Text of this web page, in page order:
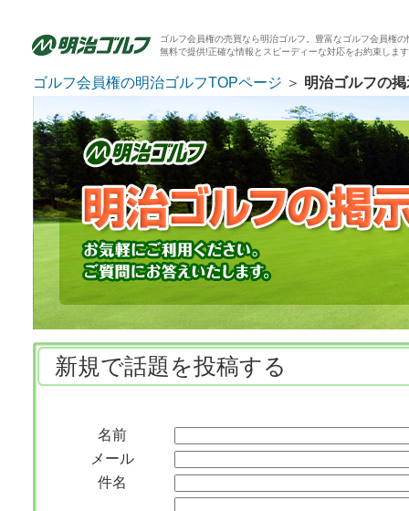
ゴルフ会員権の売買なら明治ゴルフ。豊富なゴルフ会員権の
無料で提供!正確な情報とスピーディーな対応をお約束しま
ゴルフ会員権の明治ゴルフTOPページ ＞ 明治ゴルフの
新規で話題を投稿する
名前
メール
件名